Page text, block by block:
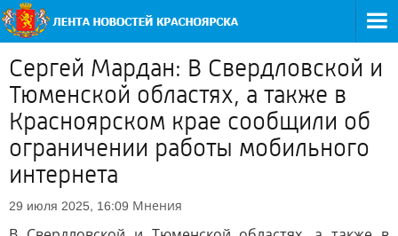
Сергей Мардан: В Свердловской и
Тюменской областях, а также в
Красноярском крае сообщили об
ограничении работы мобильного
интернета
29 июля 2025, 16:09 Мнения